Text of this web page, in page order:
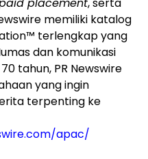
memiliki katalog
terlengkap yang
dan komunikasi
tahun, PR Newswire
yang ingin
terpenting ke
apac/